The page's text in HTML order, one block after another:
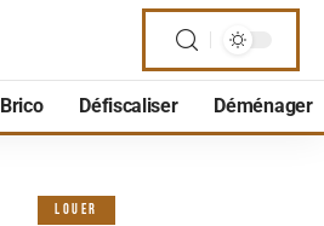
Brico Défiscaliser Déménager
LOUER